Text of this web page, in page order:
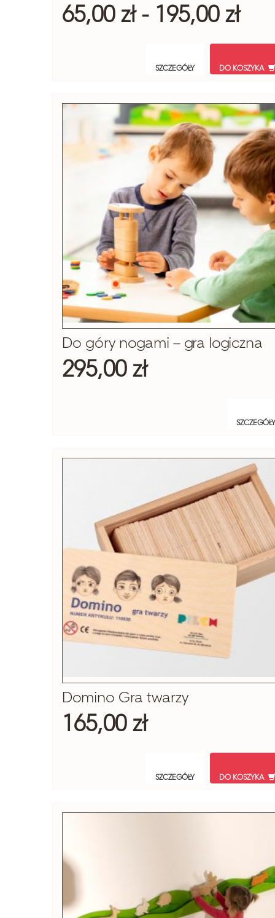
65,00 zł - 195,00 zł
SZCZEGÓŁY DO KOSZYKA
Do góry nogami – gra logiczna
295,00 zł
SZCZEGÓŁY
Domino Gra twarzy
165,00 zł
SZCZEGÓŁY DO KOSZYKA